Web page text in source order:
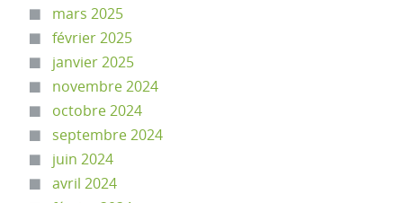
mars 2025
février 2025
janvier 2025
novembre 2024
octobre 2024
septembre 2024
juin 2024
avril 2024